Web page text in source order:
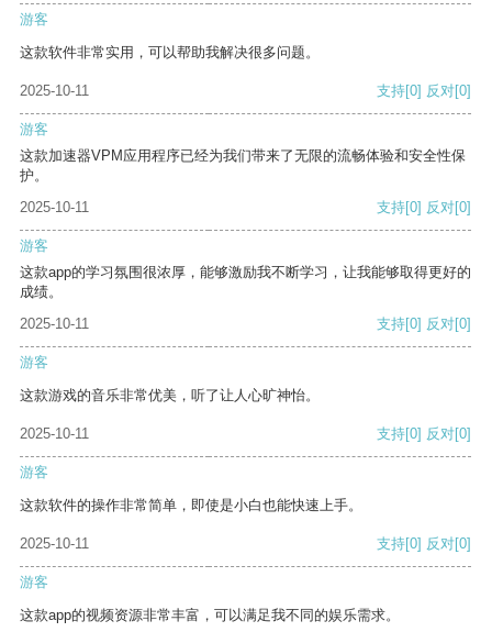
游客
这款软件非常实用，可以帮助我解决很多问题。
2025-10-11 支持[0] 反对[0]
游客
这款加速器VPM应用程序已经为我们带来了无限的流畅体验和安全性保
护。
2025-10-11
支持[0] 反对[0]
游客
这款app的学习氛围很浓厚，能够激励我不断学习，让我能够取得更好的
成绩。
2025-10-11
支持[0] 反对[0]
游客
这款游戏的音乐非常优美，听了让人心旷神怡。
2025-10-11 支持[0] 反对[0]
游客
这款软件的操作非常简单，即使是小白也能快速上手。
2025-10-11 支持[0] 反对[0]
游客
这款app的视频资源非常丰富，可以满足我不同的娱乐需求。